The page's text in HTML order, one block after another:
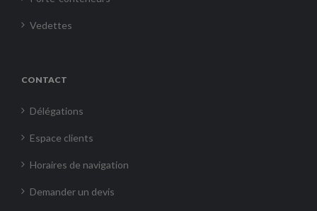
Vedettes
CONTACT
Délégations
Espace clients
Horaires de navigation
Demander un devis